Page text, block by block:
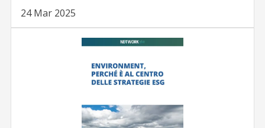
24 Mar 2025